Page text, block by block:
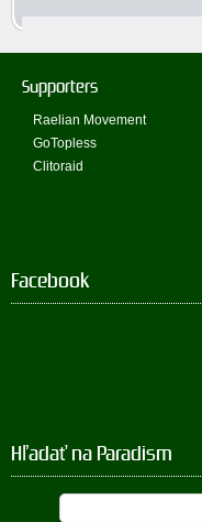
Supporters
Raelian Movement
GoTopless
Clitoraid
Facebook
Hľadať na Paradism